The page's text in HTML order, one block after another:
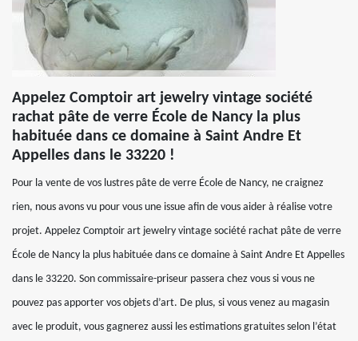
Appelez Comptoir art jewelry vintage société
rachat pâte de verre École de Nancy la plus
habituée dans ce domaine à Saint Andre Et
Appelles dans le 33220 !
Pour la vente de vos lustres pâte de verre École de Nancy, ne craignez
rien, nous avons vu pour vous une issue afin de vous aider à réalise votre
projet. Appelez Comptoir art jewelry vintage société rachat pâte de verre
École de Nancy la plus habituée dans ce domaine à Saint Andre Et Appelles
dans le 33220. Son commissaire-priseur passera chez vous si vous ne
pouvez pas apporter vos objets d’art. De plus, si vous venez au magasin
avec le produit, vous gagnerez aussi les estimations gratuites selon l’état